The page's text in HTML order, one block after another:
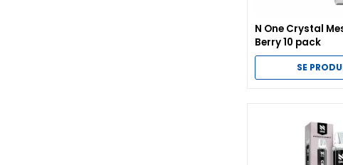
N One Crystal
Berry 10 pack
SE